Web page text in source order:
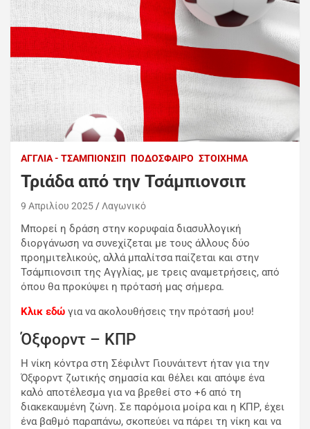
ΑΓΓΛΊΑ - ΤΣΆΜΠΙΟΝΣΙΠ ΠΟΔΌΣΦΑΙΡΟ ΣΤΟΊΧΗΜΑ
Τριάδα από την Τσάμπιονσιπ
9 Απριλίου 2025 Λαγωνικό
Μπορεί η δράση στην κορυφαία διασυλλογική
διοργάνωση να συνεχίζεται με τους άλλους δύο
προημιτελικούς, αλλά μπαλίτσα παίζεται και στην
Τσάμπιονσιπ της Αγγλίας, με τρεις αναμετρήσεις, από
όπου θα προκύψει η πρότασή μας σήμερα.
Κλικ εδώ για να ακολουθήσεις την πρότασή μου!
Όξφορντ – ΚΠΡ
Η νίκη κόντρα στη Σέφιλντ Γιουνάιτεντ ήταν για την
Όξφορντ ζωτικής σημασία και θέλει και απόψε ένα
καλό αποτέλεσμα για να βρεθεί στο +6 από τη
διακεκαυμένη ζώνη. Σε παρόμοια μοίρα και η ΚΠΡ, έχει
ένα βαθμό παραπάνω, σκοπεύει να πάρει τη νίκη και να